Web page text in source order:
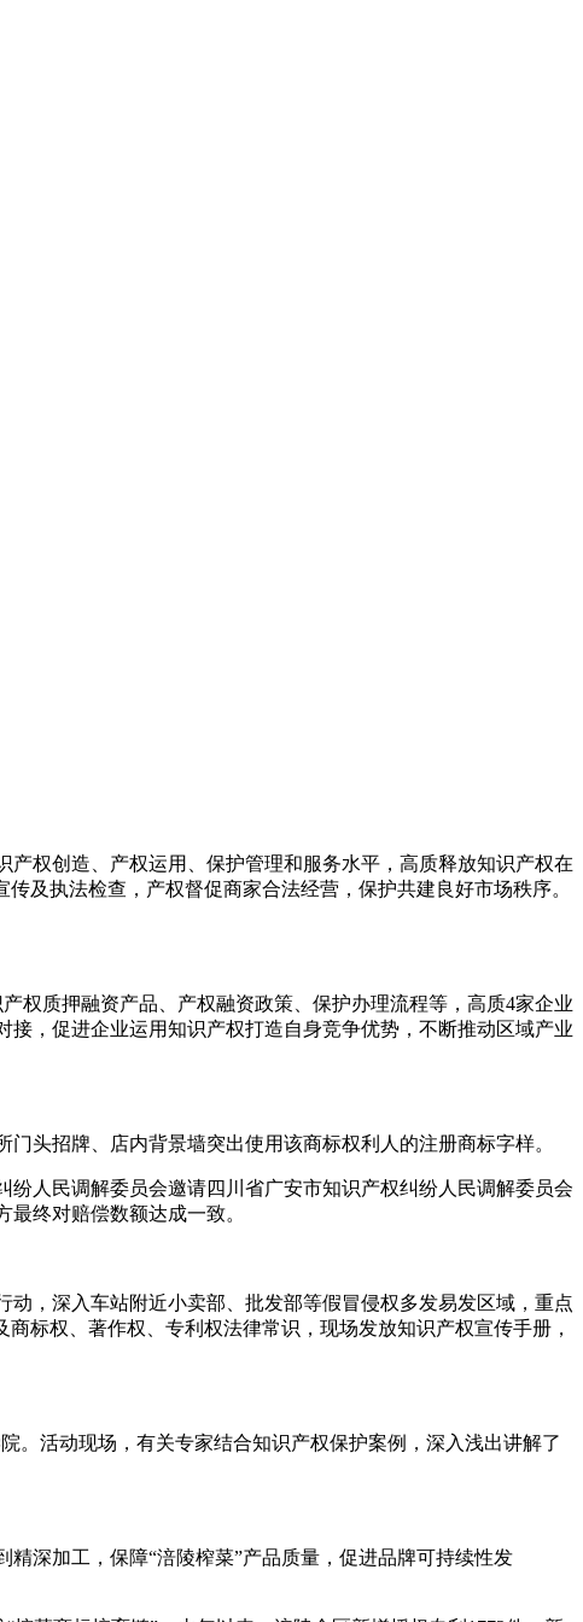
产权创造、产权运用、保护管理和服务水平，高质释放知识产权在
及执法检查，产权督促商家合法经营，保护共建良好市场秩序。
权质押融资产品、产权融资政策、保护办理流程等，高质4家企业
，促进企业运用知识产权打造自身竞争优势，不断推动区域产业
头招牌、店内背景墙突出使用该商标权利人的注册商标字样。
人民调解委员会邀请四川省广安市知识产权纠纷人民调解委员会
终对赔偿数额达成一致。
，深入车站附近小卖部、批发部等假冒侵权多发易发区域，重点
标权、著作权、专利权法律常识，现场发放知识产权宣传手册，
。活动现场，有关专家结合知识产权保护案例，深入浅出讲解了
深加工，保障“涪陵榨菜”产品质量，促进品牌可持续性发